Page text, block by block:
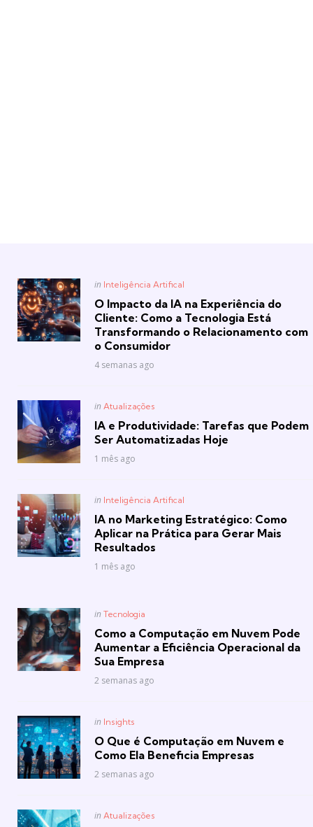
Posted
in Inteligência Artifical
O Impacto da IA na Experiência do
Cliente: Como a Tecnologia Está
Transformando o Relacionamento com
o Consumidor
4 semanas ago
Posted
in Atualizações
IA e Produtividade: Tarefas que Podem
Ser Automatizadas Hoje
1 mês ago
Posted
in Inteligência Artifical
IA no Marketing Estratégico: Como
Aplicar na Prática para Gerar Mais
Resultados
1 mês ago
Posted
in Tecnologia
Como a Computação em Nuvem Pode
Aumentar a Eficiência Operacional da
Sua Empresa
2 semanas ago
Posted
in Insights
O Que é Computação em Nuvem e
Como Ela Beneficia Empresas
2 semanas ago
Posted
in Atualizações